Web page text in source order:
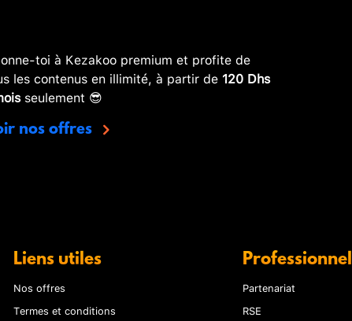
toi à Kezakoo premium et profite de
les contenus en illimité, à partir de 120 Dhs
seulement 😎
nos offres
Liens utiles
Nos offres
Termes et conditions
Professionnel
Partenariat
RSE